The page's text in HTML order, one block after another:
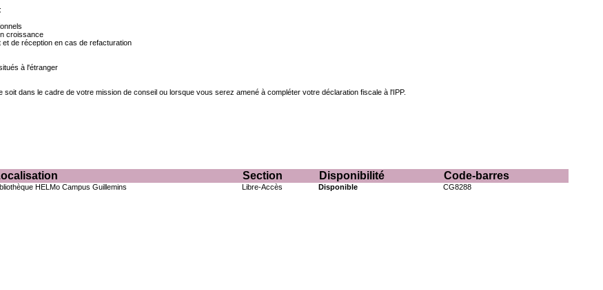
croissance
de réception en cas de refacturation
à l'étranger
dans le cadre de votre mission de conseil ou lorsque vous serez amené à compléter votre déclaration fiscale à l'IPP.
Section Disponibilité Code-barres
HELMo Campus Guillemins Libre-Accès Disponible CG8288